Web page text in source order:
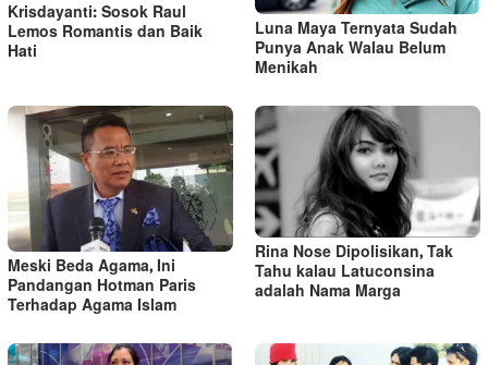
Krisdayanti: Sosok Raul
Lemos Romantis dan Baik
Hati
Luna Maya Ternyata Sudah
Punya Anak Walau Belum
Menikah
Meski Beda Agama, Ini
Pandangan Hotman Paris
Terhadap Agama Islam
Rina Nose Dipolisikan, Tak
Tahu kalau Latuconsina
adalah Nama Marga